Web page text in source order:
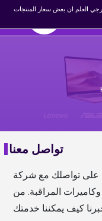
العلم ان بعض سعار المنتجات
☰ تك × EN
Register
تواصل معنا
على تواصلك مع شركة
المراقبة. من